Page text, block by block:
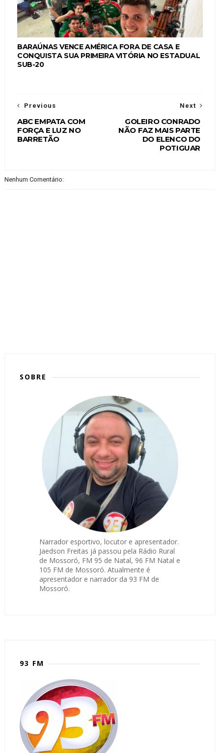
BARAÚNAS VENCE AMÉRICA FORA DE CASA E
CONQUISTA SUA PRIMEIRA VITÓRIA NO ESTADUAL
SUB-20
Next
GOLEIRO CONRADO
NÃO FAZ MAIS PARTE
DO ELENCO DO
POTIGUAR
Previous
ABC EMPATA COM
FORÇA E LUZ NO
BARRETÃO
Nenhum Comentário:
SOBRE
Narrador esportivo, locutor e apresentador.
Jaedson Freitas já passou pela Rádio Rural
de Mossoró, FM 95 de Natal, 96 FM Natal e
105 FM de Mossoró. Atualmente é
apresentador e narrador da 93 FM de
Mossoró.
93 FM